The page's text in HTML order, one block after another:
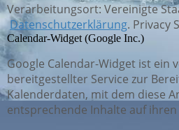
Verarbeitungsort: Vereinigte
Datenschutzerklärung. Privacy
Calendar-Widget (Google Inc.)
Google Calendar-Widget ist ein
bereitgestellter Service zur
Kalenderdaten, mit dem diese
entsprechende Inhalte auf